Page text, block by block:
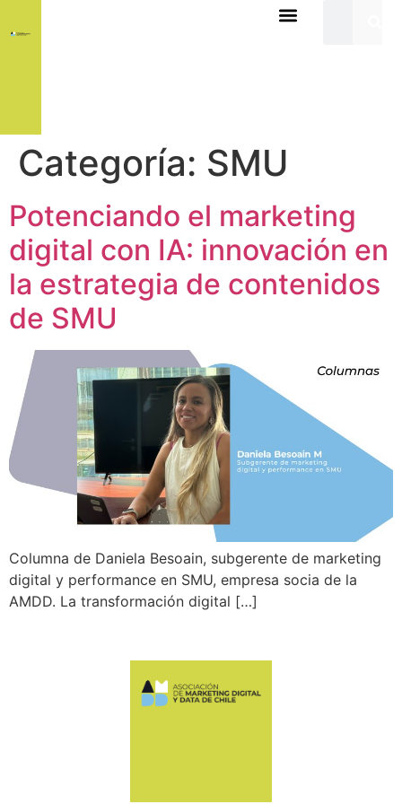
Categoría: SMU
Potenciando el marketing
digital con IA: innovación en
la estrategia de contenidos
de SMU
Columna de Daniela Besoain, subgerente de marketing
digital y performance en SMU, empresa socia de la
AMDD. La transformación digital […]